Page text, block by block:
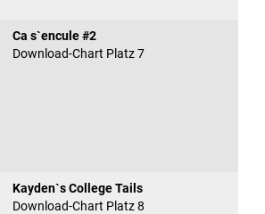
Ca s`encule #2
Download-Chart Platz 7
Kayden`s College Tails
Download-Chart Platz 8